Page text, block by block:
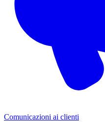
Comunicazioni ai clienti